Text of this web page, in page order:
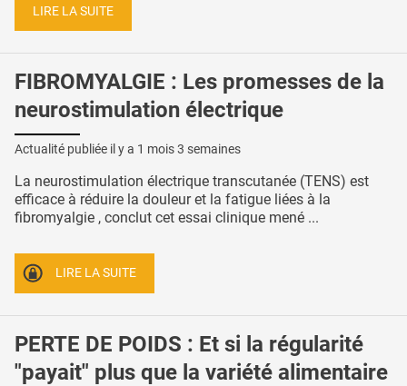
LIRE LA SUITE
FIBROMYALGIE : Les promesses de la
neurostimulation électrique
Actualité publiée il y a 1 mois 3 semaines
La neurostimulation électrique transcutanée (TENS) est
efficace à réduire la douleur et la fatigue liées à la
fibromyalgie , conclut cet essai clinique mené ...
LIRE LA SUITE
PERTE DE POIDS : Et si la régularité
"payait" plus que la variété alimentaire